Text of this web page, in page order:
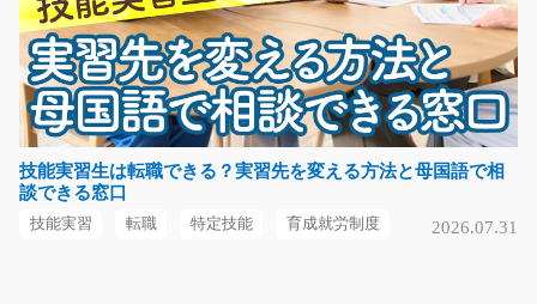
半導体製造装置を図面に従って組み立て/t03_0063
3急募
お仕事は半導体製造装置の組立をお願いします。プラモ
デル感覚で図面に従…
長期（3ヶ月以上）
時給1150円～
熊本県熊本市東区
技能実習生は転職できる？実習先を変える方法と母国語で相
談できる窓口
技能実習 転職 特定技能 育成就労制度 2026.07.31